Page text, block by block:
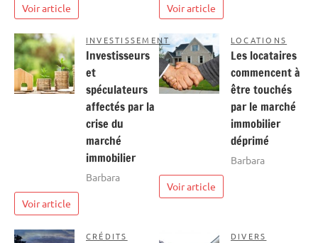
Voir article Voir article
INVESTISSEMENT
Investisseurs
et
spéculateurs
affectés par la
crise du
marché
immobilier
Barbara
Voir article
LOCATIONS
Les locataires
commencent à
être touchés
par le marché
immobilier
déprimé
Barbara
Voir article
CRÉDITS
DIVERS